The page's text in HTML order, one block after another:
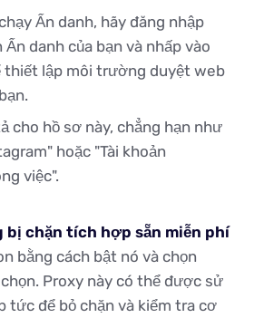
Ẩn danh, hãy đăng nhập
danh của bạn và nhấp vào
lập môi trường duyệt web
cho hồ sơ này, chẳng hạn như
hoặc "Tài khoản
việc".
bị chặn tích hợp sẵn miễn phí
bằng cách bật nó và chọn
Proxy này có thể được sử
tức để bỏ chặn và kiểm tra cơ